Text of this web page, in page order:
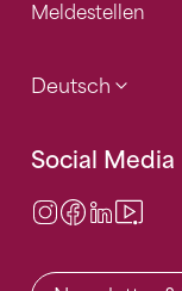
Meldestellen
Deutsch
Social Media
Instagram
Facebook